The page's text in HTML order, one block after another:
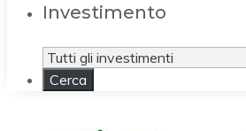
Investimento